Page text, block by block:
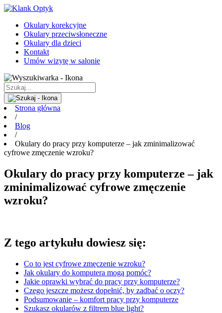
Okulary korekcyjne
Okulary przeciwsłoneczne
Okulary dla dzieci
Kontakt
Umów wizytę w salonie
Strona główna
/
Blog
/
Okulary do pracy przy komputerze – jak zminimalizować
cyfrowe zmęczenie wzroku?
Okulary do pracy przy komputerze – jak
zminimalizować cyfrowe zmęczenie
wzroku?
Z tego artykułu dowiesz się:
Co to jest cyfrowe zmęczenie wzroku?
Jak okulary do komputera mogą pomóc?
Jakie oprawki wybrać do pracy przy komputerze?
Czego jeszcze możesz dopełnić, by zadbać o oczy?
Podsumowanie – komfort pracy przy komputerze
Szukasz okularów z filtrem blue light?